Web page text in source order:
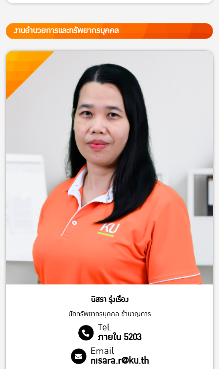
งานอำนวยการและทรัพยากรบุคคล
นิสรา รุ่งเรือง
นักทรัพยากรบุคคล ชํานาญการ
Tel.
ภายใน 5203
Email
nisara.r@ku.th